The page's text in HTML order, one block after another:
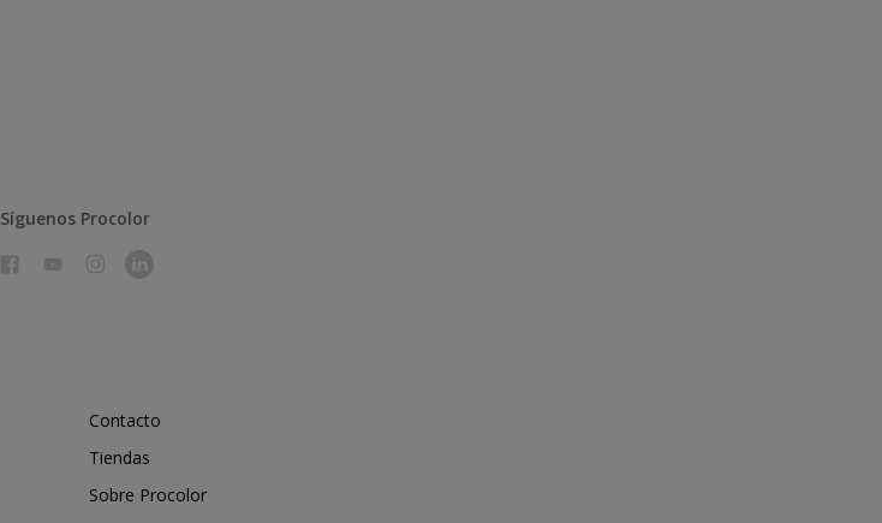
Síguenos Procolor
Contacto
Tiendas
Sobre Procolor